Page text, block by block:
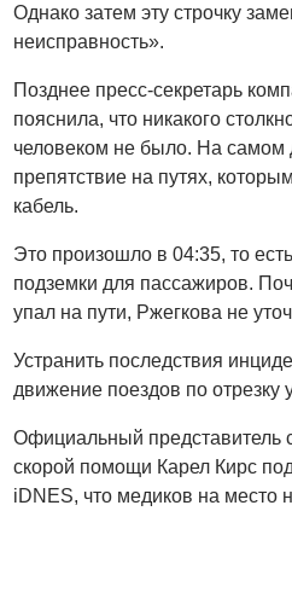
Однако затем эту строчку
неисправность».
Позднее пресс-секретарь
пояснила, что никакого
человеком не было. На самом
препятствие на путях,
кабель.
Это произошло в 04:35, то
подземки для пассажиров.
упал на пути, Ржегкова не
Устранить последствия
движение поездов по отрезку
Официальный представитель
скорой помощи Карел Кирс
iDNES, что медиков на место